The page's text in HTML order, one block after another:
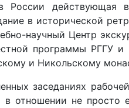
России
в исторической
научный Центр
программы РГГУ
и Никольскому
заседаниях
в отношении не